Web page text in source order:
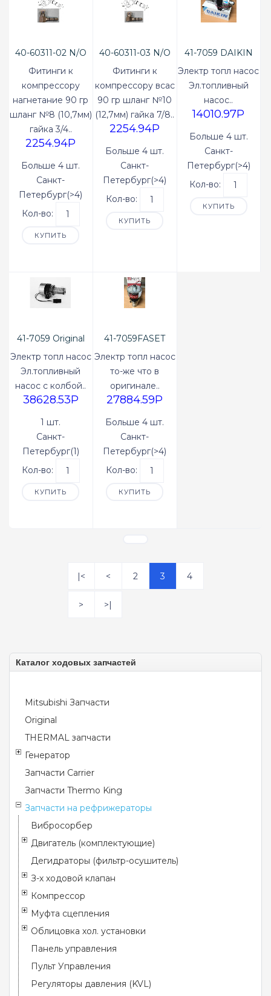
40-60311-02 N/O
Фитинги к
компрессору
нагнетание 90 гр
шланг №8 (10,7мм)
гайка 3/4..
2254.94P
Больше 4 шт.
Санкт-
Петербург(>4)
Кол-во:
КУПИТЬ
40-60311-03 N/O
Фитинги к
компрессору всас
90 гр шланг №10
(12,7мм) гайка 7/8..
2254.94P
Больше 4 шт.
Санкт-
Петербург(>4)
Кол-во:
КУПИТЬ
41-7059 DAIKIN
Электр топл насос
Эл.топливный
насос..
14010.97P
Больше 4 шт.
Санкт-
Петербург(>4)
Кол-во:
КУПИТЬ
41-7059 Original
Электр топл насос
Эл.топливный
насос с колбой..
38628.53P
1 шт.
Санкт-
Петербург(1)
Кол-во:
КУПИТЬ
41-7059FASET
Электр топл насос
то-же что в
оригинале..
27884.59P
Больше 4 шт.
Санкт-
Петербург(>4)
Кол-во:
КУПИТЬ
|< < 2 3 4
> >|
Каталог ходовых запчастей
Mitsubishi Запчасти
Original
THERMAL запчасти
Генератор
Запчасти Carrier
Запчасти Thermo King
Запчасти на рефрижераторы
Вибросорбер
Двигатель (комплектующие)
Дегидраторы (фильтр-осушитель)
З-х ходовой клапан
Компрессор
Муфта сцепления
Облицовка хол. установки
Панель управления
Пульт Управления
Регуляторы давления (KVL)